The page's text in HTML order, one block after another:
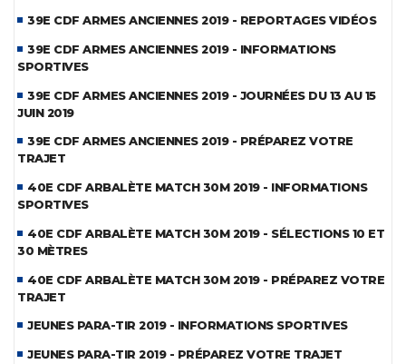
39E CDF ARMES ANCIENNES 2019 - REPORTAGES VIDÉOS
39E CDF ARMES ANCIENNES 2019 - INFORMATIONS
SPORTIVES
39E CDF ARMES ANCIENNES 2019 - JOURNÉES DU 13 AU 15
JUIN 2019
39E CDF ARMES ANCIENNES 2019 - PRÉPAREZ VOTRE
TRAJET
40E CDF ARBALÈTE MATCH 30M 2019 - INFORMATIONS
SPORTIVES
40E CDF ARBALÈTE MATCH 30M 2019 - SÉLECTIONS 10 ET
30 MÈTRES
40E CDF ARBALÈTE MATCH 30M 2019 - PRÉPAREZ VOTRE
TRAJET
JEUNES PARA-TIR 2019 - INFORMATIONS SPORTIVES
JEUNES PARA-TIR 2019 - PRÉPAREZ VOTRE TRAJET